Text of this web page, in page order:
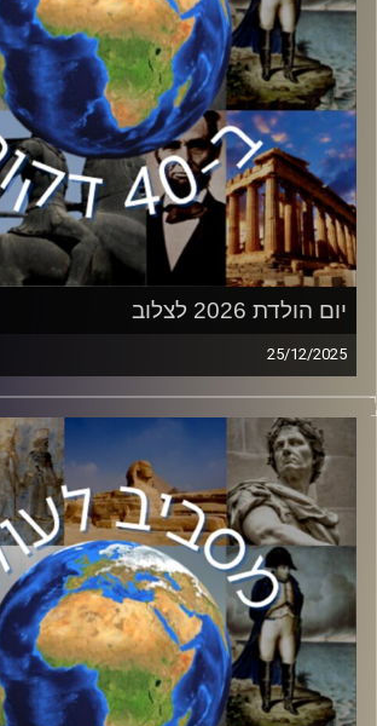
יום הולדת 2026 לצלוב
25/12/2025
ההיסטוריה מלאה באנשים משפיעים, אך
בראשית הרשימה. לכבוד הכריסמס, שיחה
קליינברג על השפעותיה של הנצרות לאורך
לעיצוב התרבות המערבית והתחרות אל מול
קליינברג הוא מומחה לנצרות. ספריו
יוקרתיות בעולם ותורגמו לשפות רבות.
היתר מדריך לחילוני, קריאת ביניים ושבעת
קרדיט תמונות:יוסי מצרי